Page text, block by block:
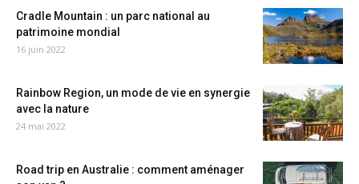
Cradle Mountain : un parc national au
patrimoine mondial
16 juin 2022
Rainbow Region, un mode de vie en synergie
avec la nature
24 mai 2022
Road trip en Australie : comment aménager